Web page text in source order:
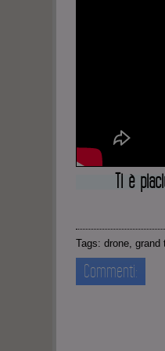
Ti è
Tags: drone, grand
Commenti: